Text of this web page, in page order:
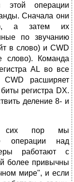
этой операции
Сначала они
а затем их
по звучанию
в слово) и CWD
слово). Команда
AL во все
расширяет
регистра DX.
деление 8- и
пор мы
операции над
работают с
более привычны
мире", и если